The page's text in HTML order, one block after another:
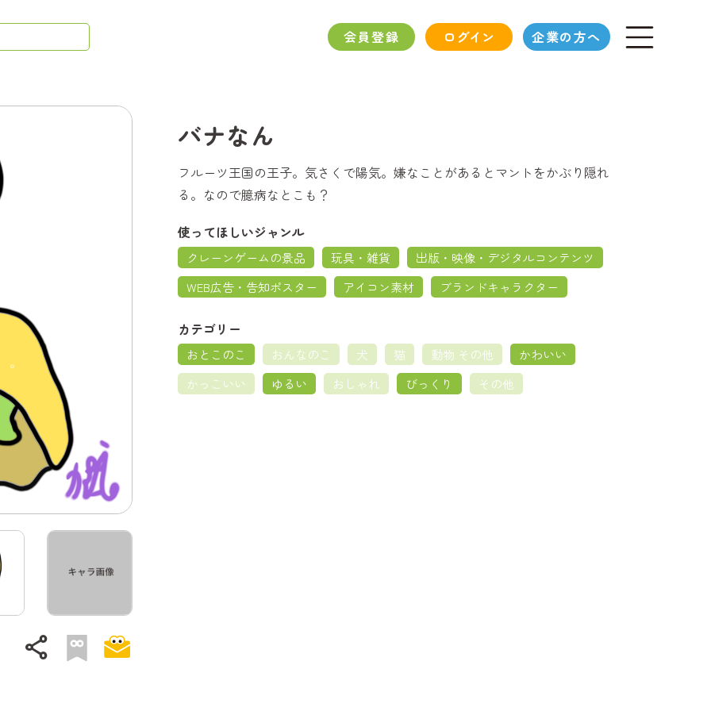
会員登録 ログイン 企業の方へ
share
バナなん
フルーツ王国の王子。気さくで陽気。嫌なことがあるとマントをかぶり隠れ
る。なので臆病なとこも？
使ってほしいジャンル
クレーンゲームの景品 玩具・雑貨
出版・映像・デジタルコンテンツ
WEB広告・告知ポスター
アイコン素材 ブランドキャラクター
カテゴリー
おとこのこ おんなのこ 犬 猫 動物 その他
かわいい
かっこいい
ゆるい おしゃれ びっくり その他